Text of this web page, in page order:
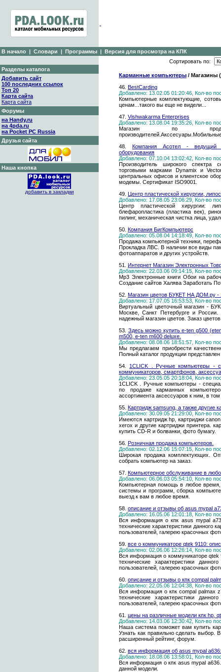
В начало | Словари | Программы | Версия для просмотра на КПК
Разделы каталога
Добавить сайт
100 последних ссылок
Топ 20
Карта сайта
Карта сайта
Форумы
на Handy.ru
на 4pda.ru
на Pocket PC Russia
Друзья сайта
Наша кнопка
добавить в закладки
Сортировать по:
Карманные компьютеры / Магазины
46. BestCarding
Добавлено: 13.02.05 01:20:46, Кол-во
Компьютерные комплектующие,
ценам...такого вы еще не видели...
47. Vishwakarma Enterprises
Добавлено: 13.08.04 19:35:26, Кол-во
Магазин по
48. Компания Асотел - ведущий
оборудования
Добавлено: 07.10.04 13:02:42, Кол-во
Производитель широкого спектра
торговыми марками Dynamix и
центральных офисов и клиентское
модемы. Сертификат ISO9001.
49. Центр пластической хирургии,
Добавлено: 17.08.05 23:06:29, Кол-во
Центр пластической хирургии:
блефаропластика (пластика век),
пилинг, механическая чистка лица,
50. Компания БигКомпьютерс
Добавлено: 05.08.04 14:18:49, Кол-во
Продажа компьютерной техники,
Прокладка ЛВС. В наличии все виды
фотоаппаратов и других устройств.
51. Интернет Магазин Электронных
Добавлено: 22.03.06 09:14:15, Кол-во
Мр3 Электронные книги Обои на
Создание сайтов Халява Заработать
52. Магазин цветов БУКЕТ НА ДОМ.ру -
Добавлено: 17.07.05 16:53:53, Кол-во
Виртуальный цветочный магазин -
Москве, Санкт Петербурге и
надежный магазин цветов. Заказ
53. Здесь можно купить e-ten g500
m500, e-ten m600 deluxe.
Добавлено: 08.08.06 18:51:57, Кол-во
Мы предлагаем приобрести
Полный каталог продукции
54. 1CLICK . Ручные компьютеры -
коммуникаторов, смартфонов,
Добавлено: 23.05.05 20:18:04, Кол-во
1CLICK . Ручные компьютеры -
по продаже карманных
ассортимента аксессуаров к ним, в
55. Картридж samsung, а также другие
Добавлено: 30.09.05 21:29:00, Кол-во
Имеются картридж hp, картриджи
xerox и другие картриджи принтера.
купить CD-R и болванки, фото бумагу.
56. Розничная продажа компьютеров.
Добавлено: 02.12.06 15:07:15, Кол-во
Широкая продажа комплектующих.
собрать компьютер на заказ.
57. Компьютерное обслуживание в
Добавлено: 06.06.03 05:54:10, Кол-во
Компьютерная помощь в любое время,
системы и программ, сборка
выезд к вам в любое время.
58. описание и отзывы об asus mypal
Добавлено: 16.05.06 12:01:18, Кол-во
Вся информация о кпк asus mypal
технические характеристики данного
пользователей, галерею красочных
59. все о коммуникаторе qtek 9110:
Добавлено: 02.06.06 12:26:14, Кол-во
Вся информация о коммуникаторе qtek
технические характеристики
пользователей, галерею красочных
60. описание и отзывы о кпк compal
Добавлено: 22.05.06 12:04:38, Кол-во
Вся информация о кпк compal palmax
технические характеристики
пользователей, галерею красочных
61. цены на различные модели кпк hp,
Добавлено: 14.03.06 12:30:42, Кол-во
Наша система поможет вам купить
Узнать как правильно сделать выбор.
расширенный рейтинг, форум.
62. вся информация об asus mypal
Добавлено: 18.08.06 13:58:01, Кол-во
Вся информация о кпк asus mypal
данной модели.